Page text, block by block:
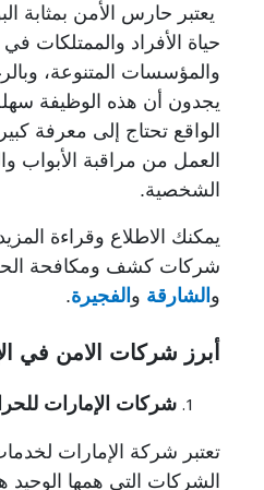
يعتبر حارس الأمن بمثابة
حياة الأفراد والممتلكات
والمؤسسات المتنوعة،
يجدون أن هذه الوظيفة
الواقع تحتاج إلى معرفة
العمل من مراقبة الأبواب
الشخصية.
يمكنك الاطلاع وقراءة
شركات كشف ومكافحة
و الشارقة و الفجيرة.
أبرز شركات الامن في
شركات الإمارات
تعتبر شركة الإمارات
الشركات التي همها الوحيد